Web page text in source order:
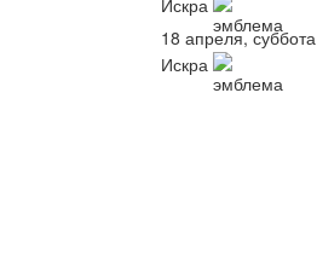
Искра
18 апреля, суббота
Искра